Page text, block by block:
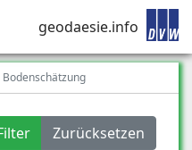
geodaesie.info
Bodenschätzung
Zurücksetzen